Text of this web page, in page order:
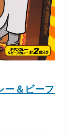
ー＆ビーフ